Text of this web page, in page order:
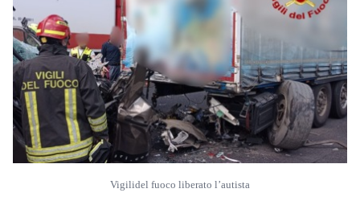
Vigilidel fuoco liberato l’autista